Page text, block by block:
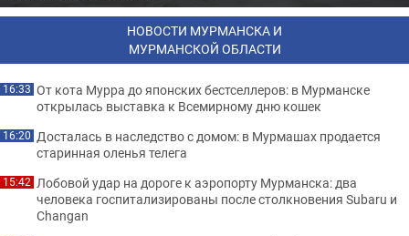
НОВОСТИ МУРМАНСКА И
МУРМАНСКОЙ ОБЛАСТИ
16:33 От кота Мурра до японских бестселлеров: в Мурманске
открылась выставка к Всемирному дню кошек
16:20 Досталась в наследство с домом: в Мурмашах продается
старинная оленья телега
15:42 Лобовой удар на дороге к аэропорту Мурманска: два
человека госпитализированы после столкновения Subaru и
Changan